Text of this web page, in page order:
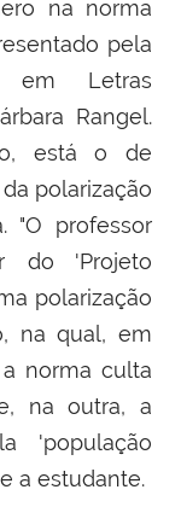
na norma
pela
em Letras
Rangel.
está o de
polarização
"O professor
do 'Projeto
polarização
na qual, em
norma culta
na outra, a
'população
a estudante.